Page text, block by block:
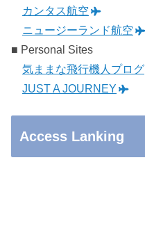
カンタス航空
ニュージーランド航空
■ Personal Sites
気ままな飛行機人プログ
JUST A JOURNEY
Access Lanking